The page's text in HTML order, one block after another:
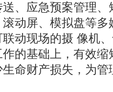
、应急预案管理
动屏、模拟盘等
动现场的摄 像机
的基础上，有效
命财产损失，为